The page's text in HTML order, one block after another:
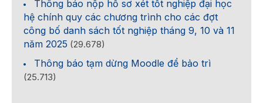
Thông báo nộp hồ sơ xét tốt nghiệp đại học
hệ chính quy các chương trình cho các đợt
công bố danh sách tốt nghiệp tháng 9, 10 và 11
năm 2025 (29.678)
Thông báo tạm dừng Moodle để bảo trì
(25.713)